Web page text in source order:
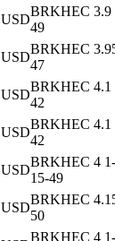
USD
BRKHEC 3.9
49
USD
BRKHEC
47
USD
BRKHEC 4.1
42
USD
BRKHEC 4.1
42
USD
BRKHEC 4
15-49
USD
BRKHEC
50
BRKHEC 4